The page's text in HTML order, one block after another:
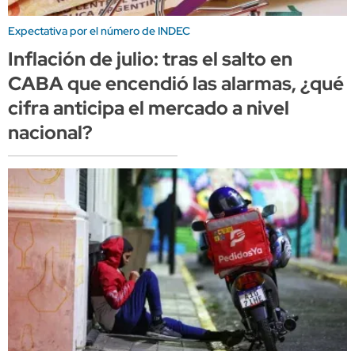
Expectativa por el número de INDEC
Inflación de julio: tras el salto en
CABA que encendió las alarmas, ¿qué
cifra anticipa el mercado a nivel
nacional?